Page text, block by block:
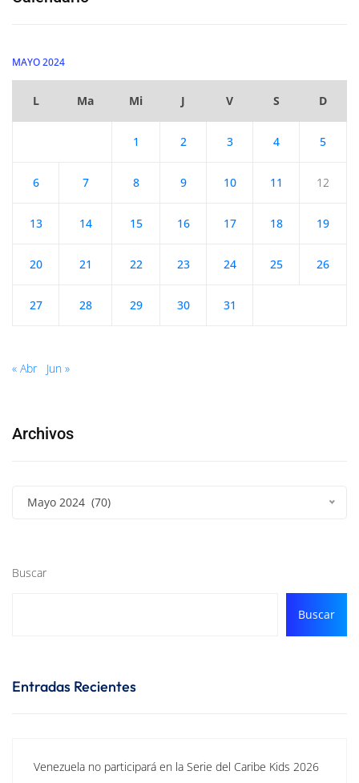
MAYO 2024
L Ma Mi J V S D
1 2 3 4 5
6 7 8 9 10 11 12
13 14 15 16 17 18 19
20 21 22 23 24 25 26
27 28 29 30 31
« Abr Jun »
Archivos
Mayo 2024 (70)
Buscar
Buscar
Entradas Recientes
Venezuela no participará en la Serie del Caribe Kids 2026